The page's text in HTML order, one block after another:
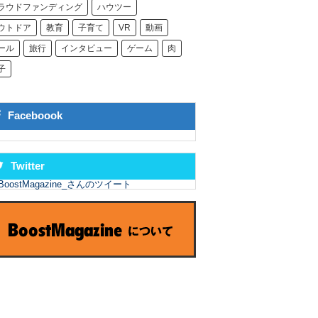
ウドファンディング ハウツー
トドア 教育 子育て VR 動画
ル 旅行 インタビュー ゲーム 肉
Faceboook
Twitter
さんのツイート